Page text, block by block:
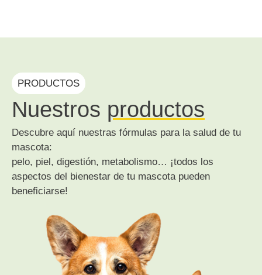
PRODUCTOS
Nuestros productos
Descubre aquí nuestras fórmulas para la salud de tu
mascota:
pelo, piel, digestión, metabolismo… ¡todos los
aspectos del bienestar de tu mascota pueden
beneficiarse!